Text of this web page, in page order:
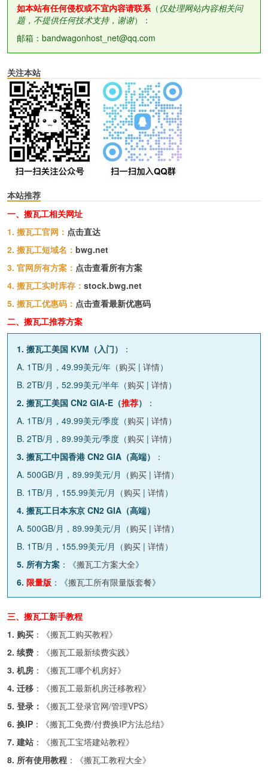
如本站有任何侵权或不宜内容请联系（仅处理网站内容相关问
题，不提供任何技术支持，谢谢）：
邮箱：bandwagonhost_net@qq.com
关注本站
本站推荐
一、搬瓦工相关网址
1. 搬瓦工官网： 点击直达
2. 搬瓦工短域名： bwg.net
3. 官网所有方案： 点击查看所有方案
4. 搬瓦工实时库存： stock.bwg.net
5. 搬瓦工优惠码： 点击查看最新优惠码
二、搬瓦工推荐方案
1. 搬瓦工美国 KVM（入门）
：
A. 1TB/月，49.99美元/年（购买 | 详情）
B. 2TB/月，52.99美元/半年（购买 | 详情）
2. 搬瓦工美国 CN2 GIA-E（推荐）
：
A. 1TB/月，49.99美元/季度（购买 | 详情）
B. 2TB/月，89.99美元/季度（购买 | 详情）
3. 搬瓦工中国香港 CN2 GIA（高端）
：
A. 500GB/月，89.99美元/月（购买 | 详情）
B. 1TB/月，155.99美元/月（购买 | 详情）
4. 搬瓦工日本东京 CN2 GIA（高端）
A. 500GB/月，89.99美元/月（购买 | 详情）
B. 1TB/月，155.99美元/月（购买 | 详情）
5. 所有方案 ：《搬瓦工方案大全》
6. 限量版 ：《搬瓦工所有限量版套餐》
三、搬瓦工新手教程
1. 购买 ：《搬瓦工购买教程》
2. 续费 ：《搬瓦工最新续费实践》
3. 机房 ：《搬瓦工哪个机房好》
4. 迁移 ：《搬瓦工最新机房迁移教程》
5. 登录：
《搬瓦工登录官网/管理VPS》
6. 换IP ：《搬瓦工免费/付费换IP方法总结》
7. 建站 ：《搬瓦工宝塔建站教程》
8. 所有使用教程 ：《搬瓦工教程大全》